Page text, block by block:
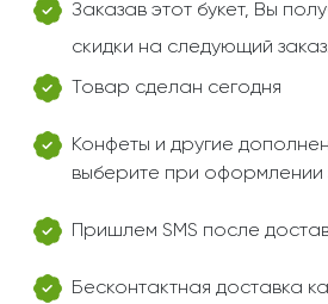
Заказав этот букет, Вы
скидки на следующий заказ.
Товар сделан сегодня
Конфеты и другие
выберите при оформлении
Пришлем SMS после
Бесконтактная доставка